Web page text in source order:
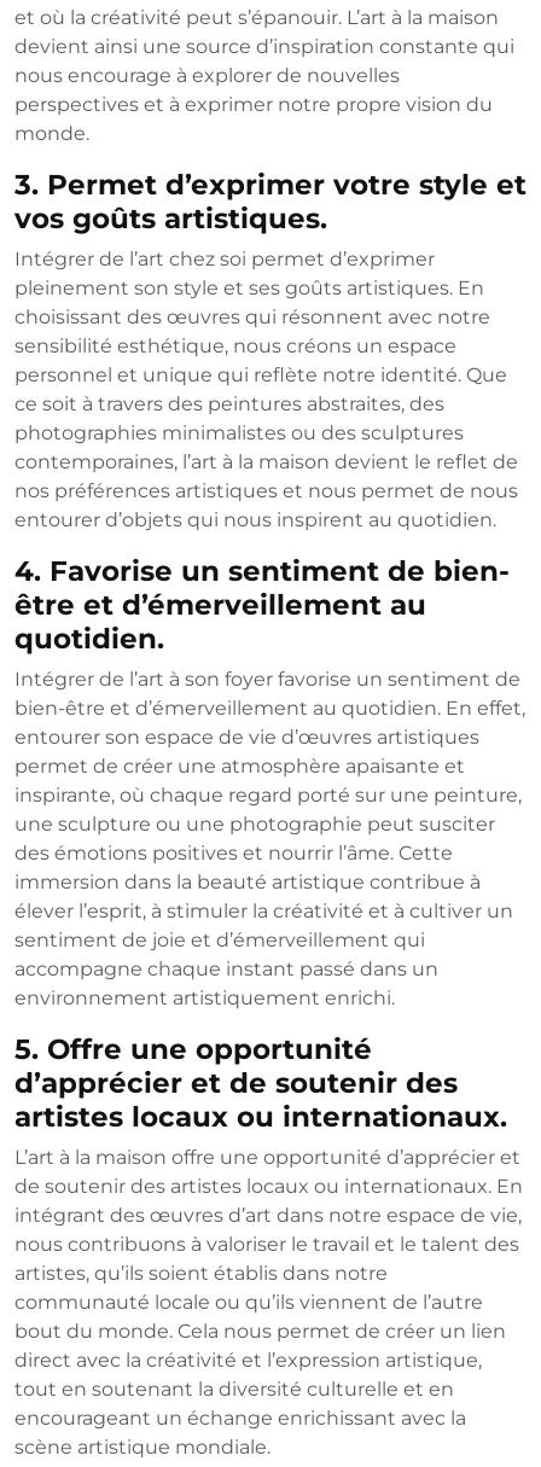
et où la créativité peut s’épanouir. L’art à la maison
devient ainsi une source d’inspiration constante qui
nous encourage à explorer de nouvelles
perspectives et à exprimer notre propre vision du
monde.
3. Permet d’exprimer votre style et
vos goûts artistiques.
Intégrer de l’art chez soi permet d’exprimer
pleinement son style et ses goûts artistiques. En
choisissant des œuvres qui résonnent avec notre
sensibilité esthétique, nous créons un espace
personnel et unique qui reflète notre identité. Que
ce soit à travers des peintures abstraites, des
photographies minimalistes ou des sculptures
contemporaines, l’art à la maison devient le reflet de
nos préférences artistiques et nous permet de nous
entourer d’objets qui nous inspirent au quotidien.
4. Favorise un sentiment de bien-
être et d’émerveillement au
quotidien.
Intégrer de l’art à son foyer favorise un sentiment de
bien-être et d’émerveillement au quotidien. En effet,
entourer son espace de vie d’œuvres artistiques
permet de créer une atmosphère apaisante et
inspirante, où chaque regard porté sur une peinture,
une sculpture ou une photographie peut susciter
des émotions positives et nourrir l’âme. Cette
immersion dans la beauté artistique contribue à
élever l’esprit, à stimuler la créativité et à cultiver un
sentiment de joie et d’émerveillement qui
accompagne chaque instant passé dans un
environnement artistiquement enrichi.
5. Offre une opportunité
d’apprécier et de soutenir des
artistes locaux ou internationaux.
L’art à la maison offre une opportunité d’apprécier et
de soutenir des artistes locaux ou internationaux. En
intégrant des œuvres d’art dans notre espace de vie,
nous contribuons à valoriser le travail et le talent des
artistes, qu’ils soient établis dans notre
communauté locale ou qu’ils viennent de l’autre
bout du monde. Cela nous permet de créer un lien
direct avec la créativité et l’expression artistique,
tout en soutenant la diversité culturelle et en
encourageant un échange enrichissant avec la
scène artistique mondiale.